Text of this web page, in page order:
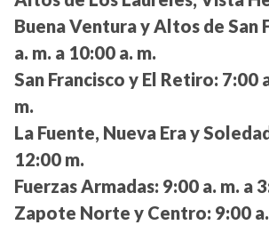
Buena Ventura y Altos de San
a. m. a 10:00 a. m.
San Francisco y El Retiro: 7:00
m.
La Fuente, Nueva Era y
12:00 m.
Fuerzas Armadas: 9:00 a. m. a
Zapote Norte y Centro: 9:00